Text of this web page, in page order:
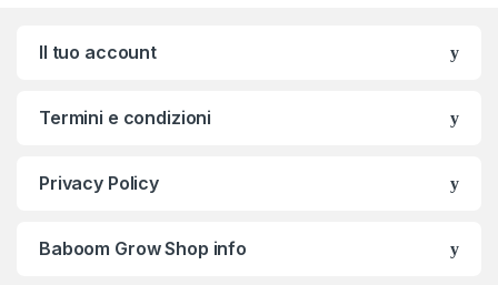
Il tuo account
Termini e condizioni
Privacy Policy
Baboom Grow Shop info